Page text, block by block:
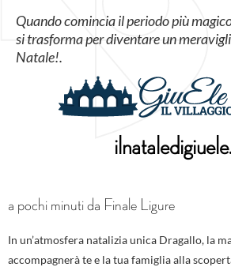
Quando comincia il periodo più
si trasforma per diventare un
Natale!.
a pochi minuti da Finale Ligure
In un’atmosfera natalizia unica Dragallo, la
accompagnerà te e la tua famiglia alla